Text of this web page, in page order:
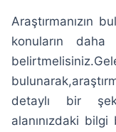
Araştırmanızın
konuların daha
detaylı bir
alanınızdaki